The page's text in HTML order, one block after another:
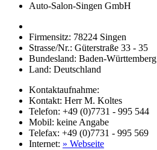
Auto-Salon-Singen GmbH
Firmensitz: 78224 Singen
Strasse/Nr.: Güterstraße 33 - 35
Bundesland: Baden-Württemberg
Land: Deutschland
Kontaktaufnahme:
Kontakt: Herr M. Koltes
Telefon: +49 (0)7731 - 995 544
Mobil: keine Angabe
Telefax: +49 (0)7731 - 995 569
Internet: » Webseite